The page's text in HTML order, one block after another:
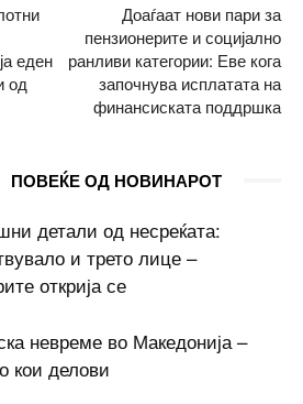
еден
од
Доаѓаат нови пари за
пензионерите и социјално
ранливи категории: Еве кога
започнува исплатата на
финансиската поддршка
ПОВЕЌЕ ОД НОВИНАРОТ
детали од несреќата:
и трето лице –
открија се
невреме во Македонија –
кои делови